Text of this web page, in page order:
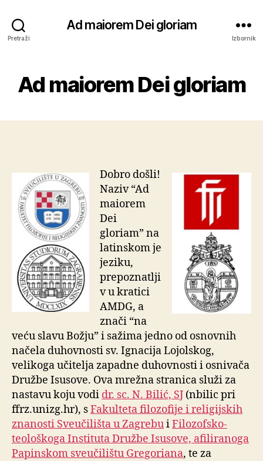
Pretraži
Ad maiorem Dei gloriam
Izbornik
Ad maiorem Dei gloriam
Dobro došli!
Naziv “Ad
maiorem
Dei
gloriam” na
latinskom je
jeziku,
prepoznatlji
v u kratici
AMDG, a
znači “na
veću slavu Božju” i sažima jedno od osnovnih
načela duhovnosti sv. Ignacija Lojolskog,
velikoga učitelja zapadne duhovnosti i osnivača
Družbe Isusove. Ova mrežna stranica služi za
nastavu koju vodi dr. sc. N. Bilić, SJ (nbilic pri
ffrz.unizg.hr), sFakulteta filozofije i religijskih
znanosti Sveučilišta u ZagrebuiFilozofsko-
teološkoga Instituta Družbe Isusove, afiliranoga
Papinskom sveučilištu Gregoriana, te za